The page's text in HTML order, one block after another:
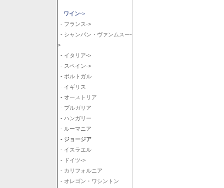
ワイン->
- フランス->
- シャンパン・ヴァンムスー-
>
- イタリア->
- スペイン->
- ポルトガル
- イギリス
- オーストリア
- ブルガリア
- ハンガリー
- ルーマニア
- ジョージア
- イスラエル
- ドイツ->
- カリフォルニア
- オレゴン・ワシントン